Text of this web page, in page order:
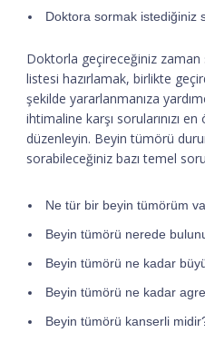
Doktora sormak istediğiniz
Doktorla geçireceğiniz zaman
listesi hazırlamak, birlikte
şekilde yararlanmanıza
ihtimaline karşı sorularınızı
düzenleyin. Beyin tümörü
sorabileceğiniz bazı temel
Ne tür bir beyin tümörüm
Beyin tümörü nerede
Beyin tümörü ne kadar
Beyin tümörü ne kadar
Beyin tümörü kanserli